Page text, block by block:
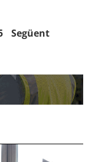
Següent